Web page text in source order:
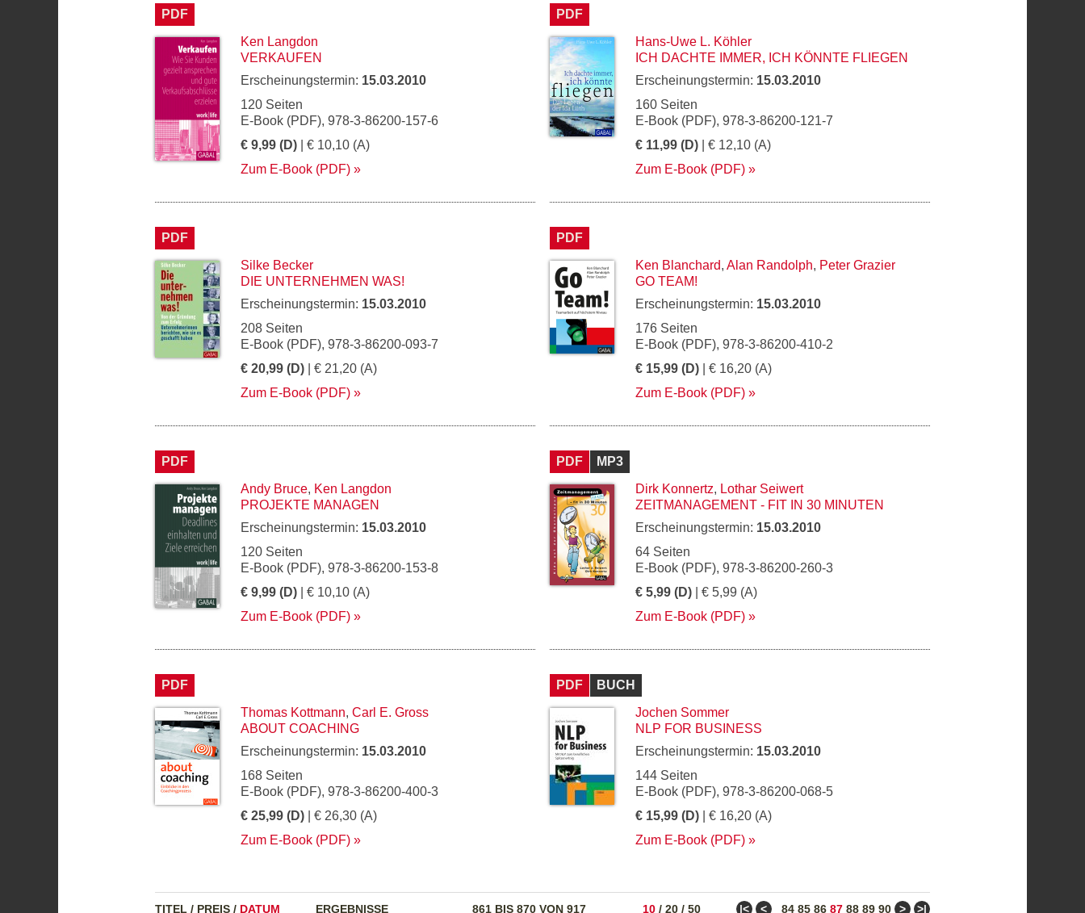
PDF
Ken Langdon
VERKAUFEN
Erscheinungstermin: 15.03.2010
120 Seiten
E-Book (PDF), 978-3-86200-157-6
€ 9,99 (D) | € 10,10 (A)
Zum E-Book (PDF)
PDF
Hans-Uwe L. Köhler
ICH DACHTE IMMER, ICH KÖNNTE FLIEGEN
Erscheinungstermin: 15.03.2010
160 Seiten
E-Book (PDF), 978-3-86200-121-7
€ 11,99 (D) | € 12,10 (A)
Zum E-Book (PDF)
PDF
Silke Becker
DIE UNTERNEHMEN WAS!
Erscheinungstermin: 15.03.2010
208 Seiten
E-Book (PDF), 978-3-86200-093-7
€ 20,99 (D) | € 21,20 (A)
Zum E-Book (PDF)
PDF
Ken Blanchard, Alan Randolph, Peter Grazier
GO TEAM!
Erscheinungstermin: 15.03.2010
176 Seiten
E-Book (PDF), 978-3-86200-410-2
€ 15,99 (D) | € 16,20 (A)
Zum E-Book (PDF)
PDF
Andy Bruce, Ken Langdon
PROJEKTE MANAGEN
Erscheinungstermin: 15.03.2010
120 Seiten
E-Book (PDF), 978-3-86200-153-8
€ 9,99 (D) | € 10,10 (A)
Zum E-Book (PDF)
PDF
MP3
Dirk Konnertz, Lothar Seiwert
ZEITMANAGEMENT - FIT IN 30 MINUTEN
Erscheinungstermin: 15.03.2010
64 Seiten
E-Book (PDF), 978-3-86200-260-3
€ 5,99 (D) | € 5,99 (A)
Zum E-Book (PDF)
PDF
Thomas Kottmann, Carl E. Gross
ABOUT COACHING
Erscheinungstermin: 15.03.2010
168 Seiten
E-Book (PDF), 978-3-86200-400-3
€ 25,99 (D) | € 26,30 (A)
Zum E-Book (PDF)
PDF
BUCH
Jochen Sommer
NLP FOR BUSINESS
Erscheinungstermin: 15.03.2010
144 Seiten
E-Book (PDF), 978-3-86200-068-5
€ 15,99 (D) | € 16,20 (A)
Zum E-Book (PDF)
TITEL / PREIS / DATUM ERGEBNISSE 861 BIS 870 VON 917 10 / 20 / 50 ǀ< < 84 85 86 87 88 89 90 > >ǀ